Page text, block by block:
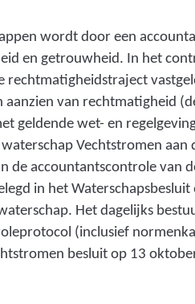
wordt door een
en getrouwheid. In het
rechtmatigheidstraject
aanzien van rechtmatigheid
geldende wet- en
Vechtstromen aan
de accountantscontrole van
in het Waterschapsbesluit
Het dagelijks
(inclusief
besluit op 13